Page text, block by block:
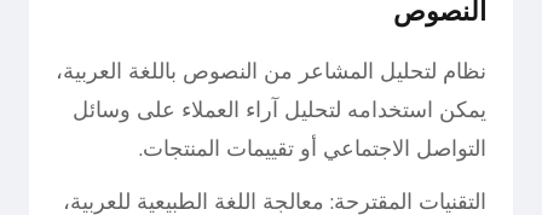
النصوص
نظام لتحليل المشاعر من النصوص باللغة العربية،
يمكن استخدامه لتحليل آراء العملاء على وسائل
التواصل الاجتماعي أو تقييمات المنتجات.
التقنيات المقترحة: معالجة اللغة الطبيعية للعربية،